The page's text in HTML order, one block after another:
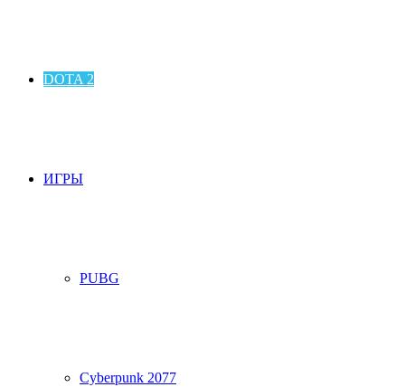
DOTA 2
ИГРЫ
PUBG
Cyberpunk 2077